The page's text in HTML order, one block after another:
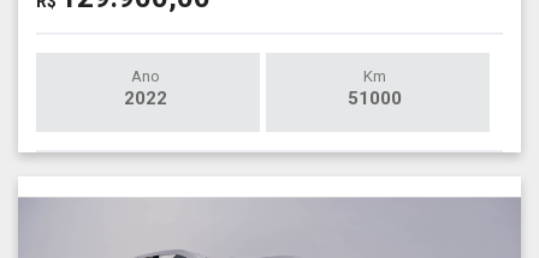
Ano
2022
Km
51000